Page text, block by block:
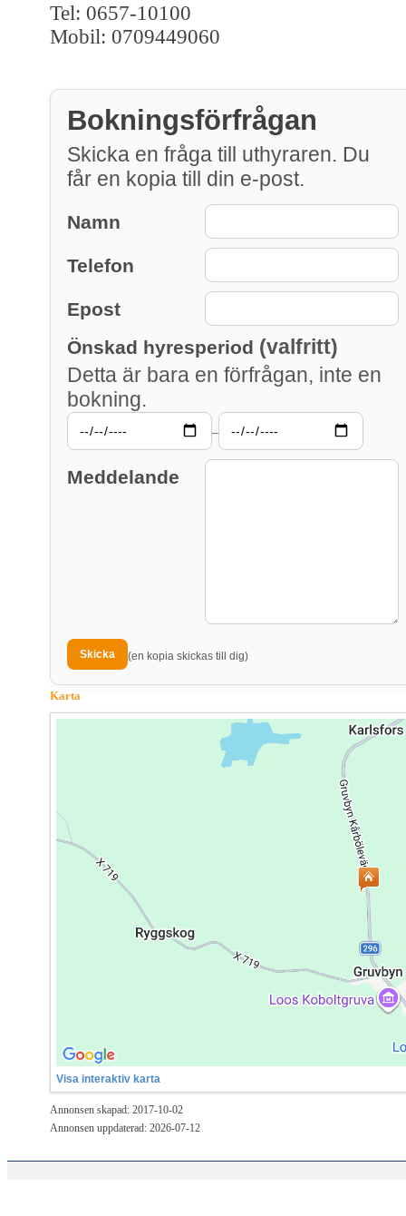
Tel: 0657-10100
Mobil: 0709449060
Bokningsförfrågan
Skicka en fråga till uthyraren. Du
får en kopia till din e-post.
Namn
Telefon
Epost
Önskad hyresperiod (valfritt)
Detta är bara en förfrågan, inte en
bokning.
–
Meddelande
(en kopia skickas till dig)
Karta
Visa interaktiv karta
Annonsen skapad: 2017-10-02
Annonsen uppdaterad: 2026-07-12